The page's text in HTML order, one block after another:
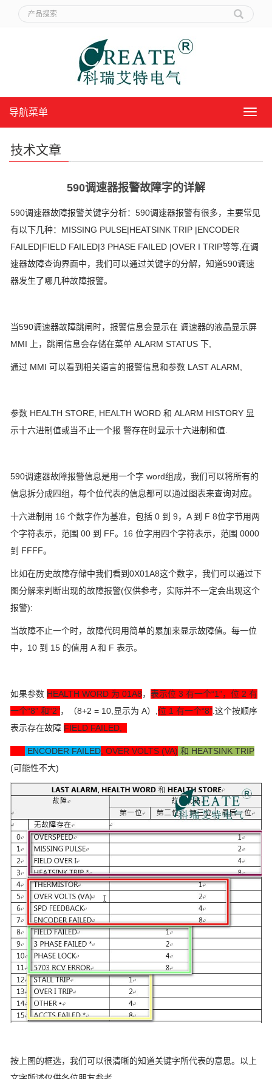
导
导航菜单
技术文章
590调速器报警故障字的详解
590调速器故障报警关键字分析：590调速器报警有很多，主要常见
有以下几种：MISSING PULSE|HEATSINK TRIP |ENCODER
FAILED|FIELD FAILED|3 PHASE FAILED |OVER I TRIP等等,在调
速器故障查询界面中，我们可以通过关键字的分解，知道590调速
器发生了哪几种故障报警。
当590调速器故障跳闸时，报警信息会显示在 调速器的液晶显示屏
MMI 上，跳闸信息会存储在菜单 ALARM STATUS 下,
通过 MMI 可以看到相关语言的报警信息和参数 LAST ALARM,
参数 HEALTH STORE, HEALTH WORD 和 ALARM HISTORY 显
示十六进制值或当不止一个报 警存在时显示十六进制和值.
590调速器故障报警信息是用一个字 word组成，我们可以将所有的
信息拆分成四组，每个位代表的信息都可以通过图表来查询对应。
十六进制用 16 个数字作为基准，包括 0 到 9，A 到 F 8位字节用两
个字符表示，范围 00 到 FF。16 位字用四个字符表示，范围 0000
到 FFFF。
比如在历史故障存储中我们看到0X01A8这个数字，我们可以通过下
图分解来判断出现的故障报警(仅供参考，实际并不一定会出现这个
报警):
当故障不止一个时，故障代码用简单的累加来显示故障值。每一位
中，10 到 15 的值用 A 和 F 表示。
如果参数 HEALTH WORD 为 01A8， 表示位 3 有一个“1”，位 2 有
一个“8” 和“2”，（8+2 = 10,显示为 A）, 位 1 有一个“8” .这个按顺序
表示存在故障 FIELD FAILED,
ENCODER FAILED , OVER VOLTS (VA) 和 HEATSINK TRIP
(可能性不大)
按上图的框选，我们可以很清晰的知道关键字所代表的意思。以上